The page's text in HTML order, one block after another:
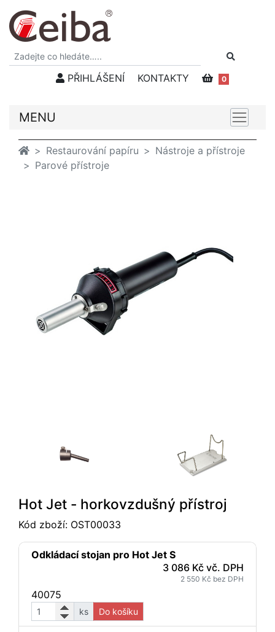
PŘIHLÁŠENÍ KONTAKTY 0
MENU
Restaurování papíru
Nástroje a přístroje
Parové přístroje
Hot Jet - horkovzdušný přístroj
Kód zboží: OST00033
Odkládací stojan pro Hot Jet S
3 086 Kč vč. DPH
2 550 Kč bez DPH
40075
ks Do košíku